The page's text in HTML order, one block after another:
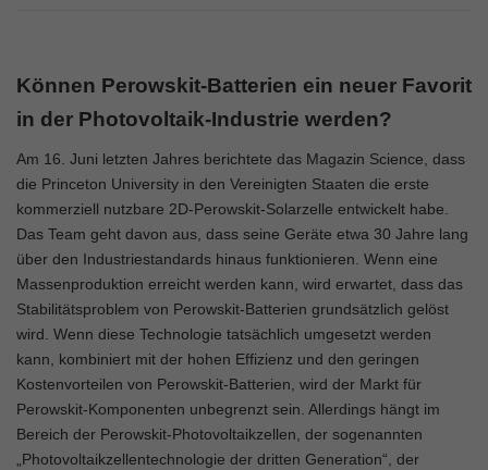
Können Perowskit-Batterien ein neuer Favorit
in der Photovoltaik-Industrie werden?
Am 16. Juni letzten Jahres berichtete das Magazin Science, dass
die Princeton University in den Vereinigten Staaten die erste
kommerziell nutzbare 2D-Perowskit-Solarzelle entwickelt habe.
Das Team geht davon aus, dass seine Geräte etwa 30 Jahre lang
über den Industriestandards hinaus funktionieren. Wenn eine
Massenproduktion erreicht werden kann, wird erwartet, dass das
Stabilitätsproblem von Perowskit-Batterien grundsätzlich gelöst
wird. Wenn diese Technologie tatsächlich umgesetzt werden
kann, kombiniert mit der hohen Effizienz und den geringen
Kostenvorteilen von Perowskit-Batterien, wird der Markt für
Perowskit-Komponenten unbegrenzt sein. Allerdings hängt im
Bereich der Perowskit-Photovoltaikzellen, der sogenannten
„Photovoltaikzellentechnologie der dritten Generation“, der